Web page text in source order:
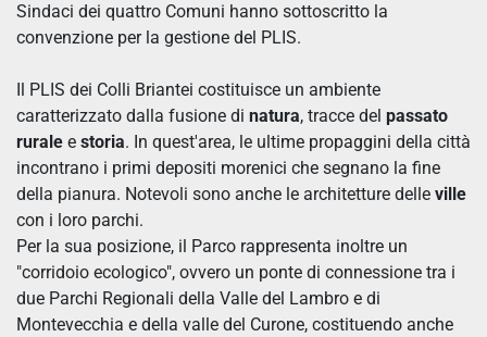
Sindaci dei quattro Comuni hanno sottoscritto la
convenzione per la gestione del PLIS.
Il PLIS dei Colli Briantei costituisce un ambiente
caratterizzato dalla fusione di natura, tracce del passato
rurale e storia. In quest'area, le ultime propaggini della città
incontrano i primi depositi morenici che segnano la fine
della pianura. Notevoli sono anche le architetture delle ville
con i loro parchi.
Per la sua posizione, il Parco rappresenta inoltre un
"corridoio ecologico", ovvero un ponte di connessione tra i
due Parchi Regionali della Valle del Lambro e di
Montevecchia e della valle del Curone, costituendo anche